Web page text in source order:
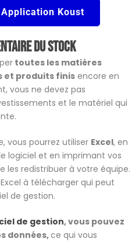
Koust
du stock
toutes les matières
et produits finis encore en
vous ne devez pas
et le matériel qui
vous pourrez utiliser Excel, en
logiciel et en imprimant vos
les redistribuer à votre équipe.
à télécharger qui peut
de gestion.
de gestion, vous pouvez
données,ce qui vous